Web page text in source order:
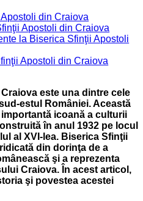
din Craiova
Apostoli din Craiova
la Biserica Sfinţii Apostoli
Apostoli din Craiova
este una dintre cele
estul României. Această
icoană a culturii
în anul 1932 pe locul
al XVI-lea. Biserica Sfinţii
din dorinţa de a
şi a reprezenta
Craiova. În acest articol,
şi povestea acestei